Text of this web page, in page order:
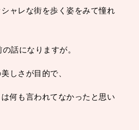
ャレな街を歩く姿をみて憧れ
話になりますが。
しさが目的で、
何も言われてなかったと思い